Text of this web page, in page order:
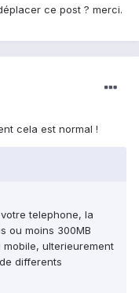
ce post ? merci.
cela est normal !
telephone, la
ou moins 300MB
ulterieurement
differents